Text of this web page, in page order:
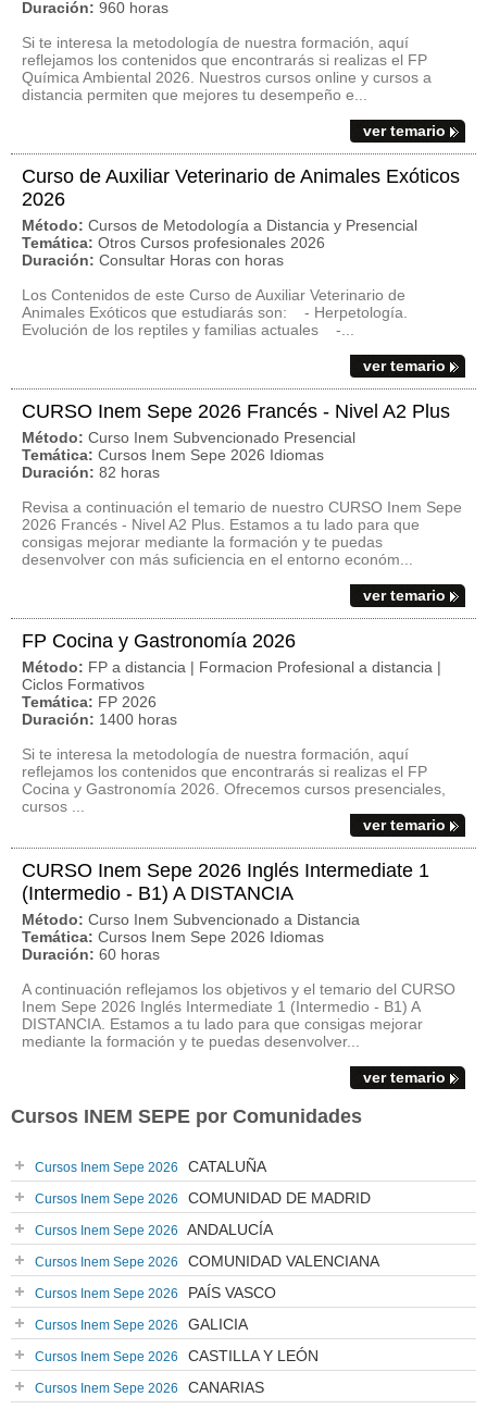
Duración: 960 horas
Si te interesa la metodología de nuestra formación, aquí
reflejamos los contenidos que encontrarás si realizas el FP
Química Ambiental 2026. Nuestros cursos online y cursos a
distancia permiten que mejores tu desempeño e...
ver temario
Curso de Auxiliar Veterinario de Animales Exóticos
2026
Método: Cursos de Metodología a Distancia y Presencial
Temática: Otros Cursos profesionales 2026
Duración: Consultar Horas con horas
Los Contenidos de este Curso de Auxiliar Veterinario de
Animales Exóticos que estudiarás son: - Herpetología.
Evolución de los reptiles y familias actuales -...
ver temario
CURSO Inem Sepe 2026 Francés - Nivel A2 Plus
Método: Curso Inem Subvencionado Presencial
Temática: Cursos Inem Sepe 2026 Idiomas
Duración: 82 horas
Revisa a continuación el temario de nuestro CURSO Inem Sepe
2026 Francés - Nivel A2 Plus. Estamos a tu lado para que
consigas mejorar mediante la formación y te puedas
desenvolver con más suficiencia en el entorno económ...
ver temario
FP Cocina y Gastronomía 2026
Método: FP a distancia | Formacion Profesional a distancia |
Ciclos Formativos
Temática: FP 2026
Duración: 1400 horas
Si te interesa la metodología de nuestra formación, aquí
reflejamos los contenidos que encontrarás si realizas el FP
Cocina y Gastronomía 2026. Ofrecemos cursos presenciales,
cursos ...
ver temario
CURSO Inem Sepe 2026 Inglés Intermediate 1
(Intermedio - B1) A DISTANCIA
Método: Curso Inem Subvencionado a Distancia
Temática: Cursos Inem Sepe 2026 Idiomas
Duración: 60 horas
A continuación reflejamos los objetivos y el temario del CURSO
Inem Sepe 2026 Inglés Intermediate 1 (Intermedio - B1) A
DISTANCIA. Estamos a tu lado para que consigas mejorar
mediante la formación y te puedas desenvolver...
ver temario
Cursos INEM SEPE por Comunidades
Cursos Inem Sepe 2026 CATALUÑA
Cursos Inem Sepe 2026 COMUNIDAD DE MADRID
Cursos Inem Sepe 2026 ANDALUCÍA
Cursos Inem Sepe 2026 COMUNIDAD VALENCIANA
Cursos Inem Sepe 2026 PAÍS VASCO
Cursos Inem Sepe 2026 GALICIA
Cursos Inem Sepe 2026 CASTILLA Y LEÓN
Cursos Inem Sepe 2026 CANARIAS